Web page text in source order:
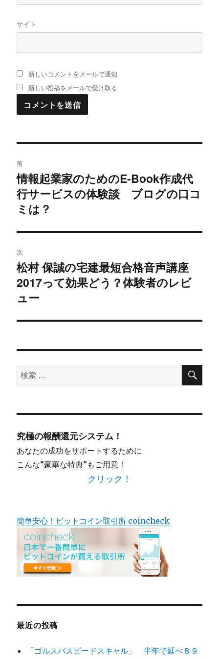
サイト
新しいコメントをメールで通知
新しい投稿をメールで受け取る
稿
ナ
ビ
ゲ
ー
シ
ョ
ン
前
過
去
の
稿:
情報起業家のためのE-Book作成代
行サービスの体験談 ブログの口コ
ミは？
次
次
の
投
松村 保誠の宅建最短合格音声講座
2017って効果どう？体験者のレビ
ュー
検
索
象:
検
究極の報酬還元システム！
あなたの成功をサポートするために
こんな“豪華な特典”もご用意！
クリック！
簡単安心！ビットコイン取引所 coincheck
最近の投稿
「ゴルスパスピードスキャル」 半年で延べ８９